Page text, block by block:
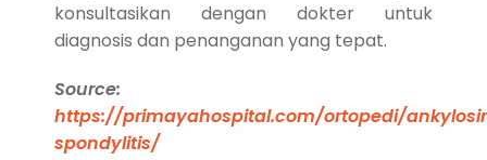
konsultasikan dengan dokter untuk
diagnosis dan penanganan yang tepat.
Source:
https://primayahospital.com/ortopedi/
spondylitis/